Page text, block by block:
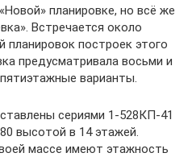
планировке, но всё же
Встречается около
построек этого
предусматривала восьми и
варианты.
сериями 1-528КП-41
высотой в 14 этажей.
массе имеют этажность